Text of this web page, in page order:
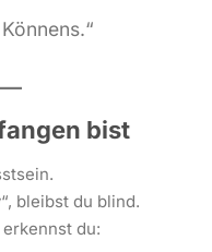
bist
bleibst du blind.
du: